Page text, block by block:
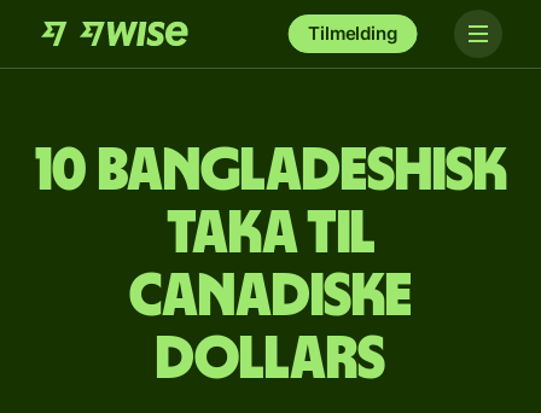
Tilmelding
10 bangladeshisk
taka til
canadiske
dollars